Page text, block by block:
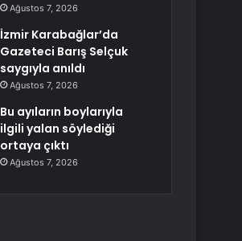
Ağustos 7, 2026
İzmir Karabağlar’da
Gazeteci Barış Selçuk
saygıyla anıldı
Ağustos 7, 2026
Bu ayıların boylarıyla
ilgili yalan söylediği
ortaya çıktı
Ağustos 7, 2026